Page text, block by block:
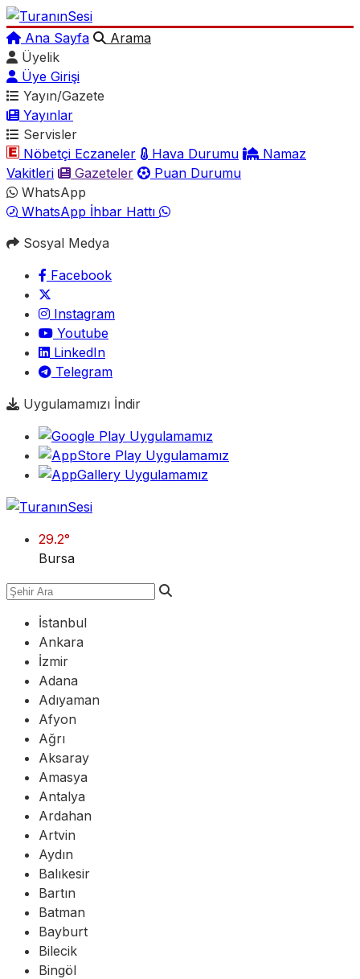
Ana Sayfa
Arama
Üyelik
Üye Girişi
Yayın/Gazete
Yayınlar
Servisler
Nöbetçi Eczaneler
Hava Durumu
Namaz
Vakitleri
Gazeteler
Puan Durumu
WhatsApp
WhatsApp İhbar Hattı
Sosyal Medya
Facebook
Instagram
Youtube
LinkedIn
Telegram
Uygulamamızı İndir
29.2°
Bursa
İstanbul
Ankara
İzmir
Adana
Adıyaman
Afyon
Ağrı
Aksaray
Amasya
Antalya
Ardahan
Artvin
Aydın
Balıkesir
Bartın
Batman
Bayburt
Bilecik
Bingöl